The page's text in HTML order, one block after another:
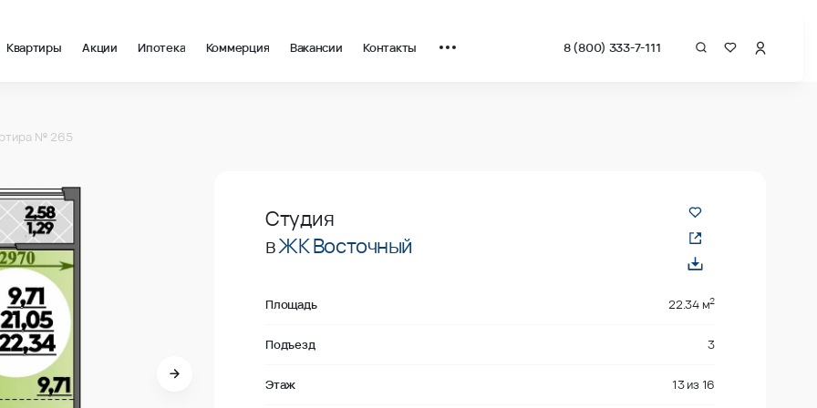
Квартиры Акции Ипотека Коммерция Вакансии Контакты 8 (800) 333-7-111
№ 265
Студия
вЖК Восточный
Площадь 22.34 м2
Подъезд 3
Этаж 13из 16